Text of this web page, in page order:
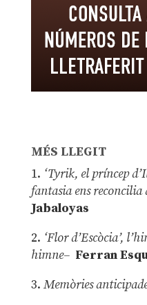
MÉS LLEGIT
1. ‘Tyrik, el príncep
fantasia ens reconcilia
Jabaloyas
2. ‘Flor d’Escòcia’,
himne– Ferran
3. Memòries